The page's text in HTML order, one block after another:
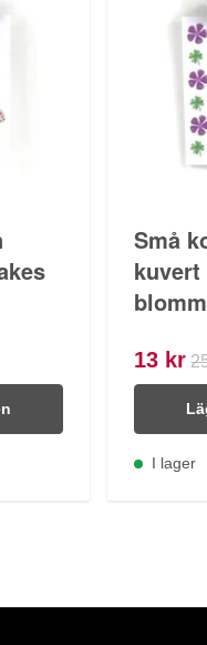
Små
13 kr
I lager